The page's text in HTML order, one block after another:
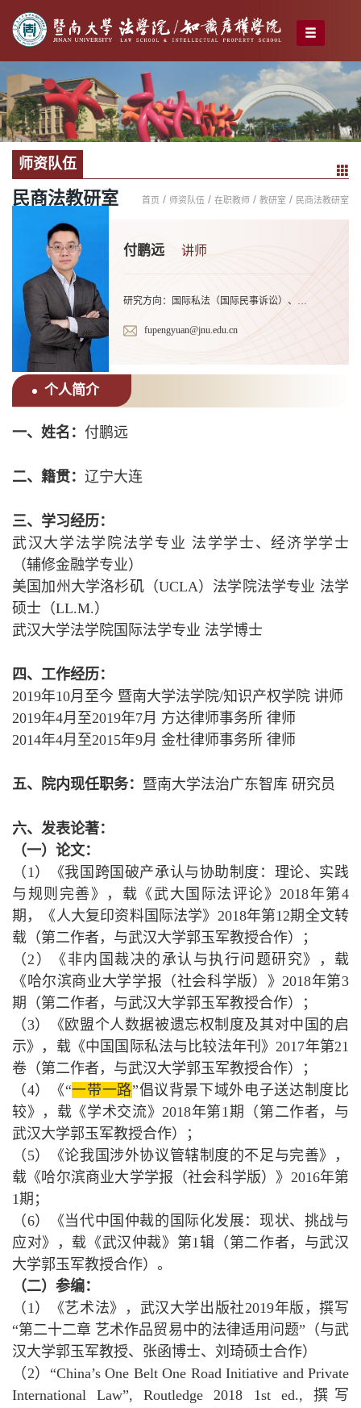
师资队伍
民商法教研室 首页 / 师资队伍 / 在职教师 / 教研室 / 民商法教研室
付鹏远 讲师
研究方向：国际私法（国际民事诉讼）、破产法（跨境破产）、仲裁法
fupengyuan@jnu.edu.cn
个人简介
一、姓名： 付鹏远
二、籍贯： 辽宁大连
三、学习经历：
武汉大学法学院法学专业 法学学士、经济学学士
（辅修金融学专业）
美国加州大学洛杉矶（UCLA）法学院法学专业 法学
硕士（LL.M.）
武汉大学法学院国际法学专业 法学博士
四、工作经历：
2019年10月至今 暨南大学法学院/知识产权学院 讲师
2019年4月至2019年7月 方达律师事务所 律师
2014年4月至2015年9月 金杜律师事务所 律师
五、院内现任职务： 暨南大学法治广东智库 研究员
六、发表论著：
（一） 论文：
（1）《我国跨国破产承认与协助制度：理论、实践
与规则完善》，载《武大国际法评论》2018年第4
期，《人大复印资料国际法学》2018年第12期全文转
载（第二作者，与武汉大学郭玉军教授合作）；
（2）《非内国裁决的承认与执行问题研究》，载
《哈尔滨商业大学学报（社会科学版）》2018年第3
期（第二作者，与武汉大学郭玉军教授合作）；
（3）《欧盟个人数据被遗忘权制度及其对中国的启
示》，载《中国国际私法与比较法年刊》2017年第21
卷（第二作者，与武汉大学郭玉军教授合作）；
（4）《“一带一路”倡议背景下域外电子送达制度比
较》，载《学术交流》2018年第1期（第二作者，与
武汉大学郭玉军教授合作）；
（5）《论我国涉外协议管辖制度的不足与完善》，
载《哈尔滨商业大学学报（社会科学版）》2016年第
1期；
（6）《当代中国仲裁的国际化发展：现状、挑战与
应对》，载《武汉仲裁》第1辑（第二作者，与武汉
大学郭玉军教授合作）。
（二）参编：
（1）《艺术法》，武汉大学出版社2019年版，撰写
“第二十二章 艺术作品贸易中的法律适用问题”（与武
汉大学郭玉军教授、张函博士、刘琦硕士合作）
（2）“China’s One Belt One Road Initiative and Private
International Law”, Routledge 2018 1st ed., 撰写